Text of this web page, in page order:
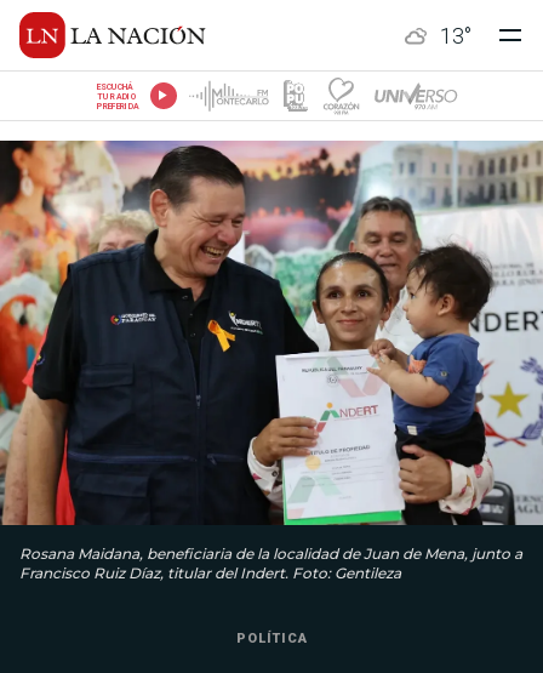
13°
ESCUCHÁ
TU RADIO
PREFERIDA
Rosana Maidana, beneficiaria de la localidad de Juan de Mena, junto a
Francisco Ruiz Díaz, titular del Indert. Foto: Gentileza
POLÍTICA